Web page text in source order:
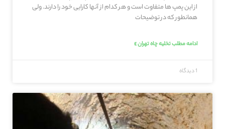
از این پمپ ها متفاوت است و هر کدام از آنها کارایی خود را دارند. ولی
همانطور که در توضیحات
ادامه مطلب تخلیه چاه تهران »
1 دیدگاه